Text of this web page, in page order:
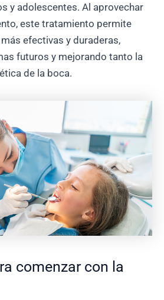
y adolescentes. Al aprovechar
este tratamiento permite
efectivas y duraderas,
futuros y mejorando tanto la
de la boca.
comenzar con la